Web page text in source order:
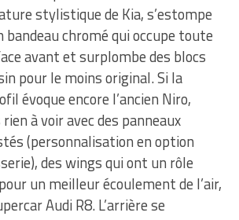
stylistique de Kia, s’estompe
bandeau chromé qui occupe toute
avant et surplombe des blocs
pour le moins original. Si la
évoque encore l’ancien Niro,
rien à voir avec des panneaux
(personnalisation en option
des wings qui ont un rôle
un meilleur écoulement de l’air,
Audi R8. L’arrière se